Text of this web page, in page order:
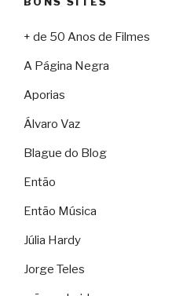
+ de 50 Anos de Filmes
A Página Negra
Aporias
Álvaro Vaz
Blague do Blog
Então
Então Música
Júlia Hardy
Jorge Teles